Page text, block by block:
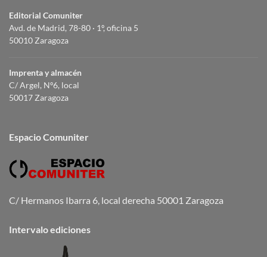
Editorial Comuniter
Avd. de Madrid, 78-80 · 1º, oficina 5
50010 Zaragoza
Imprenta y almacén
C/ Argel, Nº6, local
50017 Zaragoza
Espacio Comuniter
C/ Hermanos Ibarra 6, local derecha 50001 Zaragoza
Intervalo ediciones